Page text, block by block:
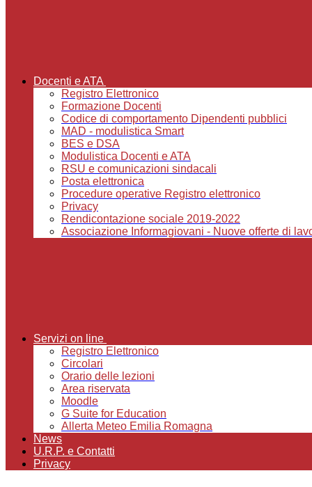
Docenti e ATA
Registro Elettronico
Formazione Docenti
Codice di comportamento Dipendenti pubblici
MAD - modulistica Smart
BES e DSA
Modulistica Docenti e ATA
RSU e comunicazioni sindacali
Posta elettronica
Procedure operative Registro elettronico
Privacy
Rendicontazione sociale 2019-2022
Associazione Informagiovani - Nuove offerte di
Servizi on line
Registro Elettronico
Circolari
Orario delle lezioni
Area riservata
Moodle
G Suite for Education
Allerta Meteo Emilia Romagna
News
U.R.P. e Contatti
Privacy